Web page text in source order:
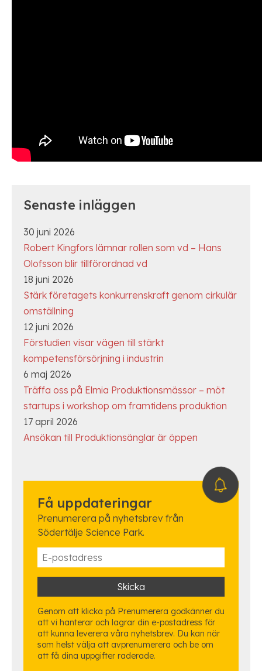
Senaste inläggen
30 juni 2026
Robert Kingfors lämnar rollen som vd – Hans
Olofsson blir tillförordnad vd
18 juni 2026
Stärk företagets konkurrenskraft genom cirkulär
omställning
12 juni 2026
Förstudien visar vägen till stärkt
kompetensförsörjning i industrin
6 maj 2026
Träffa oss på Elmia Produktionsmässor – möt
startups i workshop om framtidens produktion
17 april 2026
Ansökan till Produktionsänglar är öppen
Få uppdateringar
Prenumerera på nyhetsbrev från
Södertälje Science Park.
Genom att klicka på Prenumerera godkänner du
att vi hanterar och lagrar din e-postadress för
att kunna leverera våra nyhetsbrev. Du kan när
som helst välja att avprenumerera och be om
att få dina uppgifter raderade.